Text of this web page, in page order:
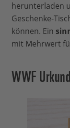
herunterladen
Geschenke-
können. Ein
mit Mehrwert
WWF